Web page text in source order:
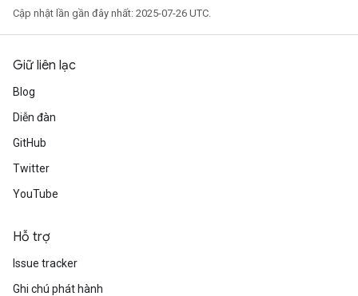
Cập nhật lần gần đây nhất: 2025-07-26 UTC.
Giữ liên lạc
Blog
Diễn đàn
GitHub
Twitter
YouTube
Hỗ trợ
Issue tracker
Ghi chú phát hành